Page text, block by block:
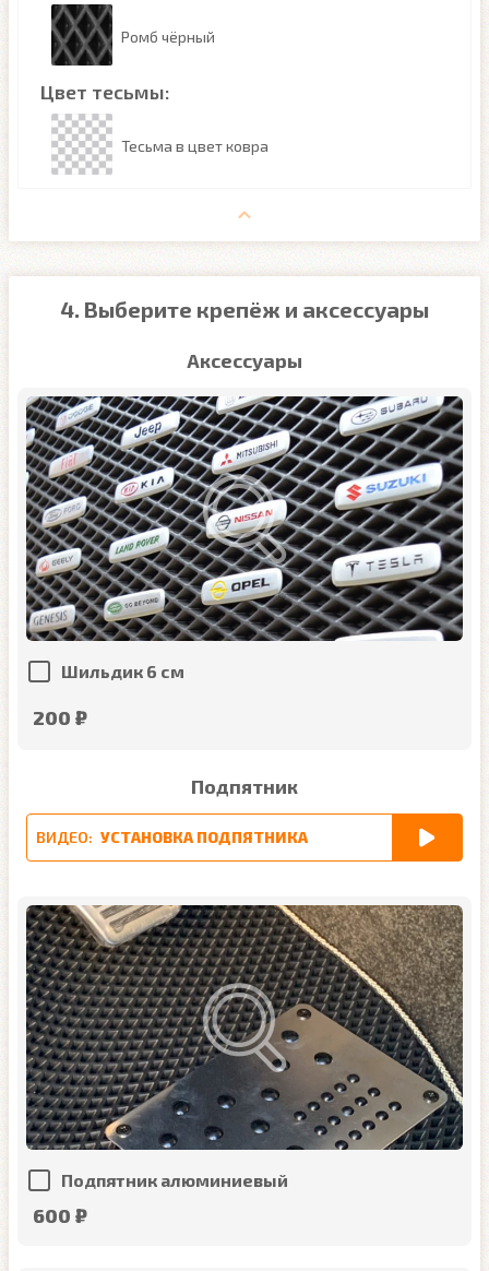
Ромб чёрный
Цвет тесьмы:
Тесьма в цвет ковра
4. Выберите крепёж и аксессуары
Аксессуары
Шильдик 6 см
200 ₽
Подпятник
ВИДЕО: УСТАНОВКА ПОДПЯТНИКА
Подпятник алюминиевый
600 ₽